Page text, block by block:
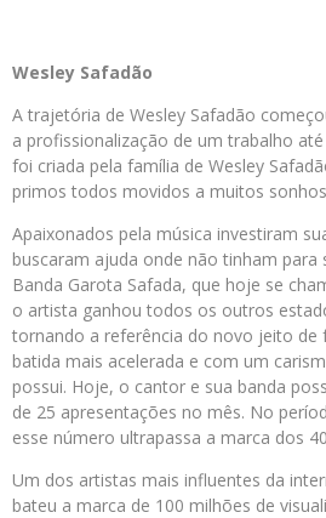
Wesley Safadão
A trajetória de Wesley Safadão
a profissionalização de um trabalho
foi criada pela família de Wesley
primos todos movidos a muitos
Apaixonados pela música investiram
buscaram ajuda onde não tinham
Banda Garota Safada, que hoje se
o artista ganhou todos os outros
tornando a referência do novo jeito de
batida mais acelerada e com um
possui. Hoje, o cantor e sua banda
de 25 apresentações no mês. No
esse número ultrapassa a marca dos
Um dos artistas mais influentes da
bateu a marca de 100 milhões de